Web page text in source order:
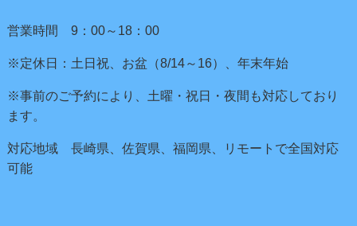
営業時間 9：00～18：00
※定休日：土日祝、お盆（8/14～16）、年末年始
※事前のご予約により、土曜・祝日・夜間も対応しており
ます。
対応地域 長崎県、佐賀県、福岡県、リモートで全国対応
可能